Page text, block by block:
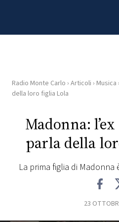
HOME
RADIO
WEB
RADIO
Radio Monte Carlo › Articoli › Musica ›
della loro figlia Lola
Madonna:
parla della
La prima figlia di
23